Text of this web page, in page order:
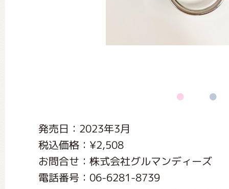
発売日：2023年3月
税込価格：¥2,508
お問合せ：株式会社グルマンディーズ
電話番号：06-6281-8739
くまのがっこう 家庭科部